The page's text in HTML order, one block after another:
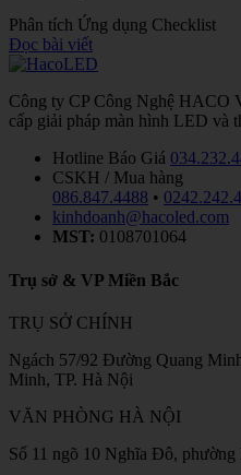
Phân tích Ứng dụng Checklist
Đọc bài viết
Công ty CP Công Nghệ HACO
cấp giải pháp màn hình LED và
Hotline Báo Giá
CSKH / Mua hàng
086.847.4488 •
kinhdoanh@hacoled.com
MST: 0108701064
Trụ sở & VP Miền Bắc
TRỤ SỞ CHÍNH
Ngách 57/92 Đường Quang
Minh, TP. Hà Nội
VĂN PHÒNG HÀ NỘI
Số 11 ngõ 10 Nghĩa Đô,